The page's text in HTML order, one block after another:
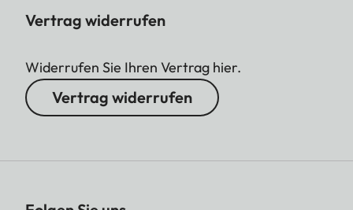
Vertrag widerrufen
Widerrufen Sie Ihren Vertrag hier.
Vertrag widerrufen